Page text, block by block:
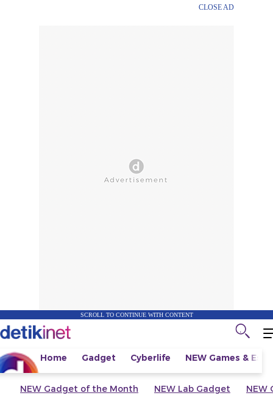
CLOSE AD
SCROLL TO CONTINUE WITH CONTENT
Home Gadget Cyberlife NEW Games &
NEW Gadget of the Month NEW Lab Gadget NEW